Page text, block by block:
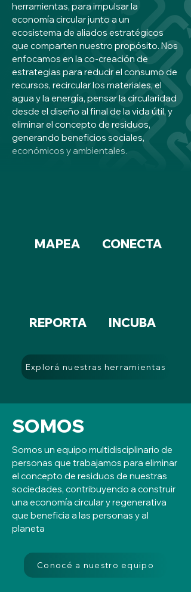
herramientas, para impulsar la
economía circular junto a un
ecosistema de aliados estratégicos
que comparten nuestro propósito. Nos
enfocamos en la co-creación de
estrategias para reducir el consumo de
recursos, recircular los materiales, el
agua y la energía, pensar la circularidad
desde el diseño al final de la vida útil, y
eliminar el concepto de residuos,
generando beneficios sociales,
económicos y ambientales.
MAPEA CONECTA
REPORTA INCUBA
Explorá nuestras herramientas
SOMOS
Somos un equipo multidisciplinario de
personas que trabajamos para eliminar
el concepto de residuos de nuestras
sociedades, contribuyendo a construir
una economía circular y regenerativa
que beneficia a las personas y al
planeta
Conocé a nuestro equipo